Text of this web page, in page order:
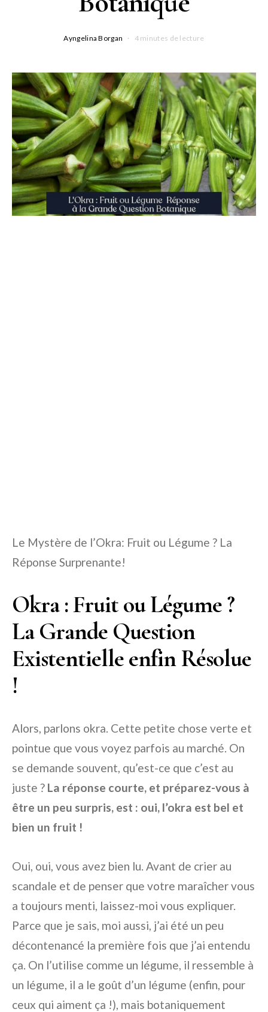
Ayngelina Borgan 4 minutes de lecture
Le Mystère de l’Okra: Fruit ou Légume ? La
Réponse Surprenante!
Okra : Fruit ou Légume ?
La Grande Question
Existentielle enfin Résolue
!
Alors, parlons okra. Cette petite chose verte et
pointue que vous voyez parfois au marché. On
se demande souvent, qu’est-ce que c’est au
juste ? La réponse courte, et préparez-vous à
être un peu surpris, est : oui, l’okra est bel et
bien un fruit !
Oui, oui, vous avez bien lu. Avant de crier au
scandale et de penser que votre maraîcher vous
a toujours menti, laissez-moi vous expliquer.
Parce que je sais, moi aussi, j’ai été un peu
décontenancé la première fois que j’ai entendu
ça. On l’utilise comme un légume, il ressemble à
un légume, il a le goût d’un légume (enfin, pour
ceux qui aiment ça !), mais botaniquement